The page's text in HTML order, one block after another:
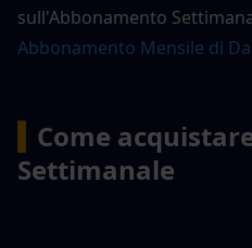
sull'Abbonamento
Abbonamento Mensile di
Come
Settimanale